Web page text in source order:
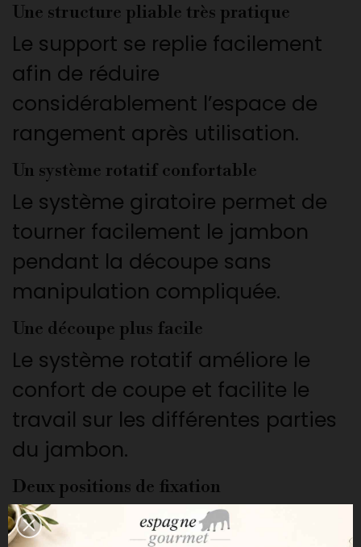
Une structure pliable très pratique
Le support se replie facilement
afin de réduire
considérablement l’espace de
rangement après utilisation.
Un système rotatif confortable
Le système giratoire permet de
tourner facilement le jambon
pendant la découpe sans
manipulation compliquée.
Une découpe plus facile
Le système rotatif améliore le
confort de coupe et facilite le
travail sur les différentes parties
du jambon.
Deux positions de fixation
La base dispose de deux